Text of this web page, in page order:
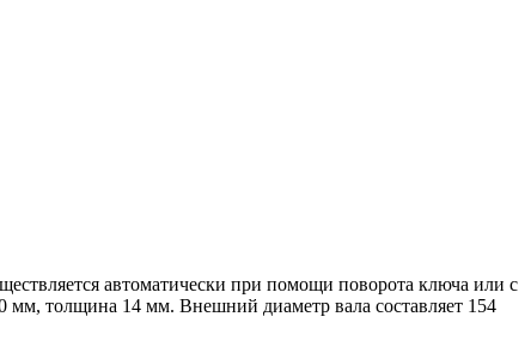
автоматически при помощи поворота ключа или с
толщина 14 мм. Внешний диаметр вала составляет 154